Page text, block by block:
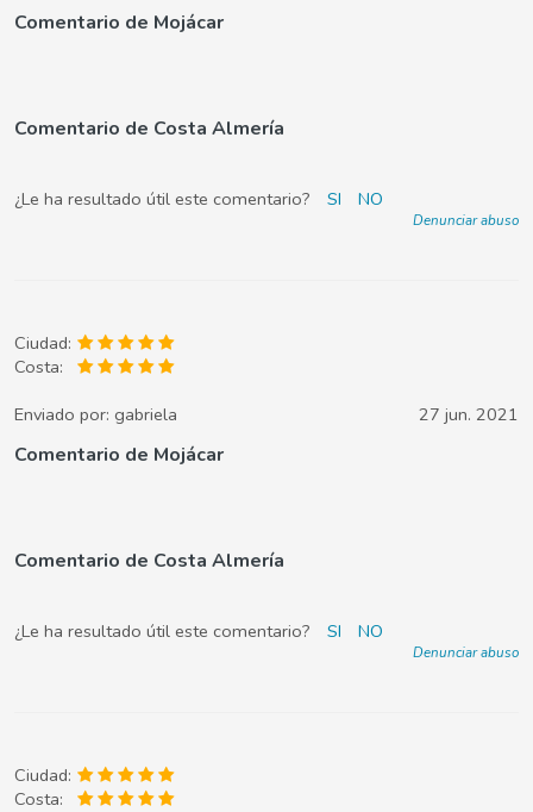
Comentario de Mojácar
Comentario de Costa Almería
¿Le ha resultado útil este comentario? SI NO
Denunciar abuso
Ciudad:
Costa:
Enviado por: gabriela 27 jun. 2021
Comentario de Mojácar
Comentario de Costa Almería
¿Le ha resultado útil este comentario? SI NO
Denunciar abuso
Ciudad:
Costa: